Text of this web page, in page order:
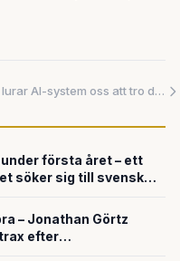
Så lurar AI-system oss att tro de är smartare än de är
första året – ett
söker sig till svensk
– Jonathan Görtz
efter